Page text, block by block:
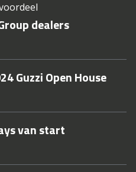
dealers
Guzzi Open House
van start